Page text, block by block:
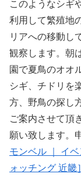
このようなシギ
利用して繁殖地
リアへの移動し
観察します。朝
園で夏鳥のオオ
シギ、チドリを
方、野鳥の探し
ご案内させて頂
願い致します。
モンベル ｜ イ
ォッチング 近畿